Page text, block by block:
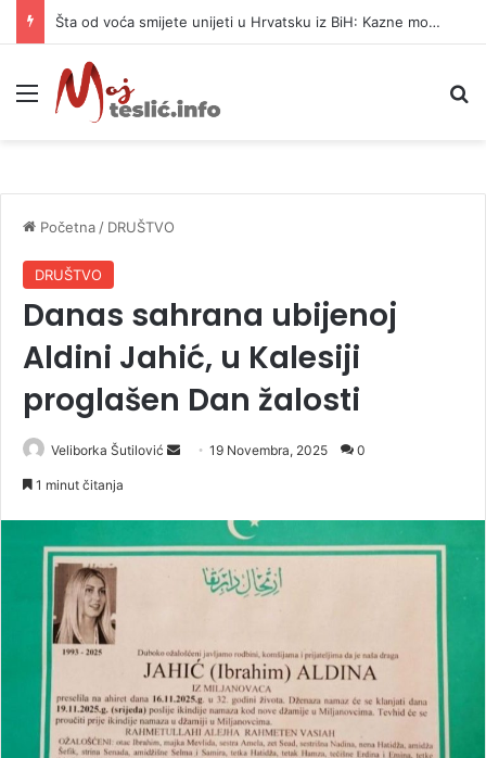
Šta od voća smijete unijeti u Hrvatsku iz BiH: Kazne mogu dostići 13.260 evra
Meni
Početna / DRUŠTVO
DRUŠTVO
Danas sahrana ubijenoj
Aldini Jahić, u Kalesiji
proglašen Dan žalosti
Veliborka Šutilović
a
a
l
19 Novembra, 2025 0
1 minut čitanja